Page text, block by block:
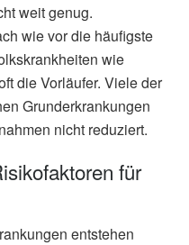
weit genug.
wie vor die häufigste
wie
die Vorläufer. Viele der
Grunderkrankungen
nicht reduziert.
für
entstehen